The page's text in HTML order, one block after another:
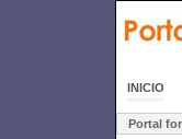
INICIO
Portal